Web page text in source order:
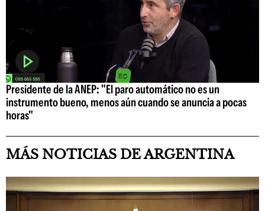
Presidente de la ANEP: "El paro automático no es un
instrumento bueno, menos aún cuando se anuncia a pocas
horas"
MÁS NOTICIAS DE ARGENTINA